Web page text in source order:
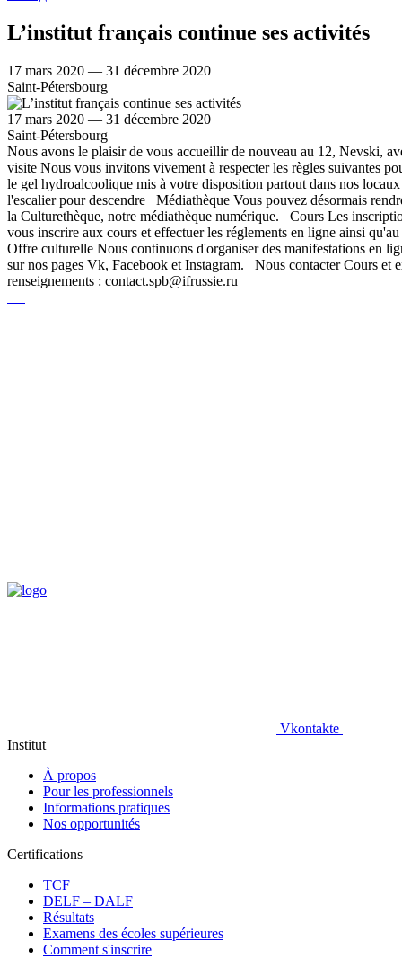
L’institut français continue ses activités
17 mars 2020 — 31 décembre 2020
Saint-Pétersbourg
17 mars 2020 — 31 décembre 2020
Saint-Pétersbourg
Nous avons le plaisir de vous accueillir de nouveau au 12, Nevski,
visite Nous vous invitons vivement à respecter les règles suivantes
le gel hydroalcoolique mis à votre disposition partout dans nos
l'escalier pour descendre Médiathèque Vous pouvez désormais
la Culturethèque, notre médiathèque numérique. Cours Les
vous inscrire aux cours et effectuer les réglements en ligne ainsi
Offre culturelle Nous continuons d'organiser des manifestations en
sur nos pages Vk, Facebook et Instagram. Nous contacter Cours et
renseignements : contact.spb@ifrussie.ru
Vkontakte
Institut
À propos
Pour les professionnels
Informations pratiques
Nos opportunités
Certifications
TCF
DELF – DALF
Résultats
Examens des écoles supérieures
Comment s'inscrire